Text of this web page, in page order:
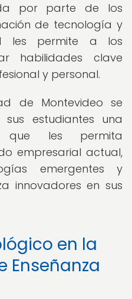
por parte de los
de tecnología y
les permite a los
habilidades clave
y personal.
de Montevideo se
estudiantes una
que les permita
empresarial actual,
emergentes y
innovadores en sus
en la
Enseñanza